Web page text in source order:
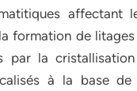
affectant
formation de
par la
à la base de